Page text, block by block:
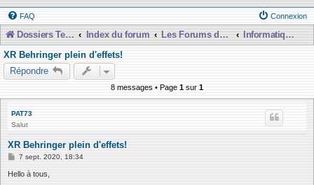
FAQ Connexion
Dossiers Techniques Index du forum Les Forums de Discussions
Informatique, Consoles Numériques et MAO
XR Behringer plein d'effets!
Répondre
8 messages • Page 1 sur 1
PAT73
Salut
XR Behringer plein d'effets!
M
s
7 sept. 2020, 18:34
Hello à tous,